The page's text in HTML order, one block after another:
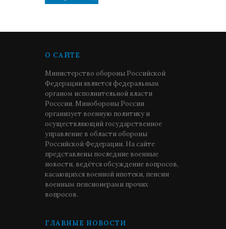
О САЙТЕ
Министерство обороны Российской
Федерации является федеральным
органом исполнительной власти
Росссии. Минобороны России
организует военную политику и
осуществляющий государственное
управление в области обороны
Российской Федерации. На сайте
представлены последние военные
новости, ведётся обсуждение вопросов,
касающихся военной ипотеки, пенсии
военным пенсионерами прочих
вопросов.
ГЛАВНЫЕ НОВОСТИ